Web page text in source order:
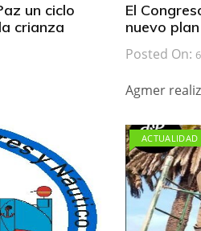
un ciclo
crianza
El
nuevo
Posted On:
Agmer
ACTUALIDAD